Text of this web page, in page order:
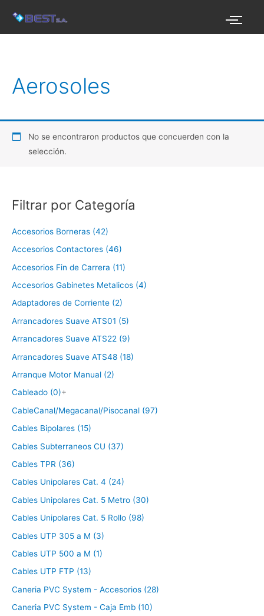
contenido
Filtrar por Categoría
Accesorios Borneras (42)
Accesorios Contactores (46)
Accesorios Fin de Carrera (11)
Accesorios Gabinetes Metalicos (4)
Adaptadores de Corriente (2)
Arrancadores Suave ATS01 (5)
Arrancadores Suave ATS22 (9)
Arrancadores Suave ATS48 (18)
Arranque Motor Manual (2)
Cableado (0)+
CableCanal/Megacanal/Pisocanal (97)
Cables Bipolares (15)
Cables Subterraneos CU (37)
Cables TPR (36)
Cables Unipolares Cat. 4 (24)
Cables Unipolares Cat. 5 Metro (30)
Cables Unipolares Cat. 5 Rollo (98)
Cables UTP 305 a M (3)
Cables UTP 500 a M (1)
Cables UTP FTP (13)
Caneria PVC System - Accesorios (28)
Caneria PVC System - Caja Emb (10)
Aerosoles
No se encontraron productos que concuerden con la
selección.